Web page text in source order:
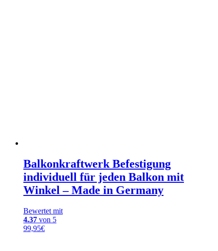
Balkonkraftwerk Befestigung
individuell für jeden Balkon mit
Winkel – Made in Germany
Bewertet mit
4.37 von 5
99,95€